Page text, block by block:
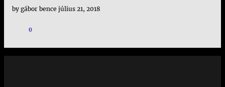
by gábor bence július 21, 2018
0